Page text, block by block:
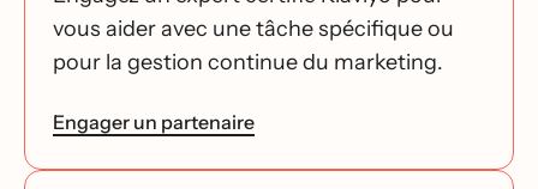
vous aider avec une tâche spécifique ou
pour la gestion continue du marketing.
Engager un partenaire